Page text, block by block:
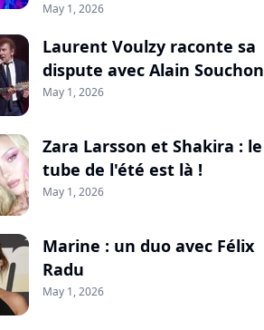
May 1, 2026
Laurent Voulzy raconte sa
dispute avec Alain Souchon
May 1, 2026
Zara Larsson et Shakira : le
tube de l'été est là !
May 1, 2026
Marine : un duo avec Félix
Radu
May 1, 2026